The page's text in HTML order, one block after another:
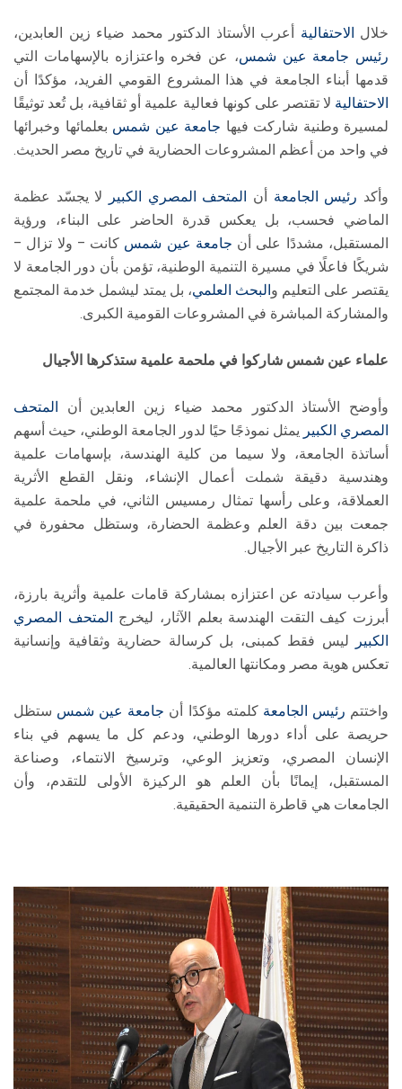
خلال الاحتفالية
أعرب الأستاذ الدكتور محمد ضياء زين العابدين،
رئيس جامعة عين شمس، عن فخره واعتزازه بالإسهامات التي
قدمها أبناء الجامعة في هذا المشروع القومي الفريد، مؤكدًا أن
الاحتفالية لا تقتصر على كونها فعالية علمية أو ثقافية، بل تُعد توثيقًا
لمسيرة وطنية شاركت فيها جامعة عين شمس بعلمائها وخبرائها
في واحد من أعظم المشروعات الحضارية في تاريخ مصر الحديث.
وأكد رئيس الجامعة أن المتحف المصري الكبير
لا يجسّد عظمة
الماضي فحسب، بل يعكس قدرة الحاضر على البناء، ورؤية
المستقبل، مشددًا على أن جامعة عين شمس كانت – ولا تزال –
شريكًا فاعلًا في مسيرة التنمية الوطنية، تؤمن بأن دور الجامعة لا
يقتصر على التعليم و البحث العلمي، بل يمتد ليشمل خدمة المجتمع
والمشاركة المباشرة في المشروعات القومية الكبرى.
علماء عين شمس شاركوا في ملحمة علمية ستذكرها الأجيال
وأوضح الأستاذ الدكتور محمد ضياء زين العابدين أن
المتحف
المصري الكبير يمثل نموذجًا حيًا لدور الجامعة الوطني، حيث أسهم
أساتذة الجامعة، ولا سيما من كلية الهندسة، بإسهامات علمية
وهندسية دقيقة شملت أعمال الإنشاء، ونقل القطع الأثرية
العملاقة، وعلى رأسها تمثال رمسيس الثاني، في ملحمة علمية
جمعت بين دقة العلم وعظمة الحضارة، وستظل محفورة في
ذاكرة التاريخ عبر الأجيال.
وأعرب سيادته عن اعتزازه بمشاركة قامات علمية وأثرية بارزة،
أبرزت كيف التقت الهندسة بعلم الآثار، ليخرج
المتحف المصري
الكبير
ليس فقط كمبنى، بل كرسالة حضارية وثقافية وإنسانية
تعكس هوية مصر ومكانتها العالمية.
واختتم رئيس الجامعة كلمته مؤكدًا أن جامعة عين شمس ستظل
حريصة على أداء دورها الوطني، ودعم كل ما يسهم في بناء
الإنسان المصري، وتعزيز الوعي، وترسيخ الانتماء، وصناعة
المستقبل، إيمانًا بأن العلم هو الركيزة الأولى للتقدم، وأن
الجامعات هي قاطرة التنمية الحقيقية.